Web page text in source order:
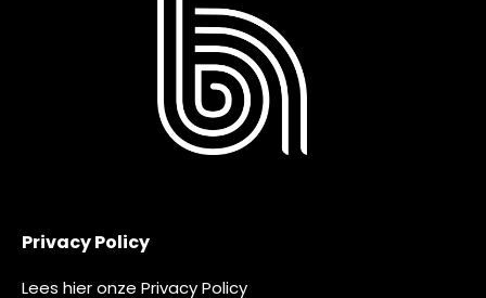
Privacy Policy
Lees hieronze Privacy Policy